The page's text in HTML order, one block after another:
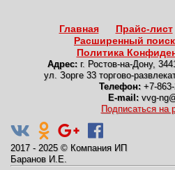
Главная Прайс-лист
Расширенный поиск
Политика
Адрес: г. Ростов-на-Дону,
ул. Зорге 33 торгово-
Телефон: +7-
E-mail: vvg-
Подписаться на
2017 - 2025 © Компания ИП
Баранов И.Е.